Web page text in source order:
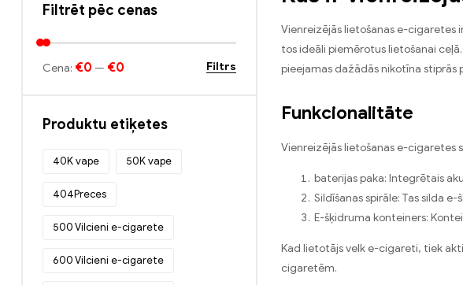
Vienreizējās lietošanas e-cigaretes
tos ideāli piemērotus lietošanai
pieejamas dažādās nikotīna stiprās
Funkcionalitāte
Vienreizējās lietošanas e-cigaretes
baterijas paka: Integrētais
Sildīšanas spirāle: Tas silda
E-šķidruma konteiners:
Kad lietotājs velk e-cigareti, tiek
cigaretēm.
Filtrēt pēc cenas
Filtrs
Cena: €0 — €0
Produktu etiķetes
40K vape 50K vape
404Preces
500 Vilcieni e-cigarete
600 Vilcieni e-cigarete